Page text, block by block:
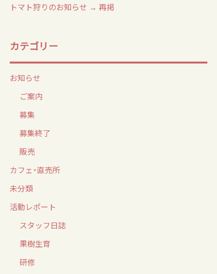
トマト狩りのお知らせ → 再掲
カテゴリー
お知らせ
ご案内
募集
募集終了
販売
カフェ・直売所
未分類
活動レポート
スタッフ日誌
果樹生育
研修